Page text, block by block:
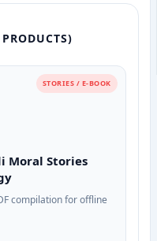
STORIES / E-BOOK
Moral Stories
compilation for offline